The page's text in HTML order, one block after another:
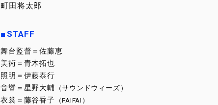
町田将太郎
STAFF
舞台監督＝佐藤恵
美術＝ 青木拓也
照明＝ 伊藤泰行
音響＝ 星野大輔 （サウンドウィーズ）
衣裳＝ 藤谷香子 （FAIFAI）